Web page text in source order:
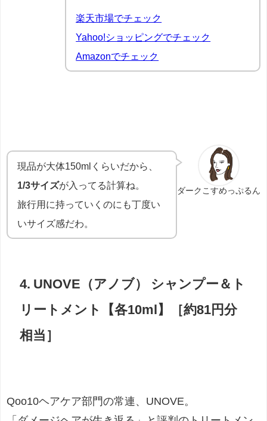
楽天市場でチェック
Yahoo!ショッピングでチェック
Amazonでチェック
ダークこすめっぷるん
現品が大体150mlくらいだから、
1/3サイズが入ってる計算ね。
旅行用に持っていくのにも丁度い
いサイズ感だわ。
4. UNOVE（アノブ） シャンプー＆ト
リートメント【各10ml】［約81円分
相当］
Qoo10ヘアケア部門の常連、UNOVE。